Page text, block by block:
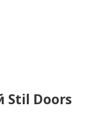
Stil Doors